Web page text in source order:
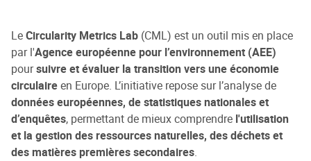
LeCircularity Metrics Lab (CML) est un outil mis en place
par l'Agence européenne pour l’environnement (AEE)
poursuivre et évaluer la transition vers une économie
circulaireen Europe. L’initiative repose sur l’analyse de
données européennes, de statistiques nationales et
d’enquêtes, permettant de mieux comprendre l'utilisation
et la gestion des ressources naturelles, des déchets et
des matières premières secondaires.